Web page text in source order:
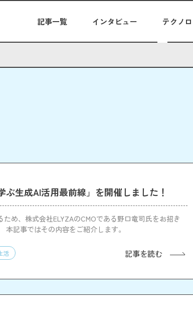
記事一覧 インタビュー テクノ
生成AI活用最前線」を開催しました！
め、株式会社ELYZAのCMOである野口竜司氏をお招き
本記事ではその内容をご紹介します。
活 記事を読む